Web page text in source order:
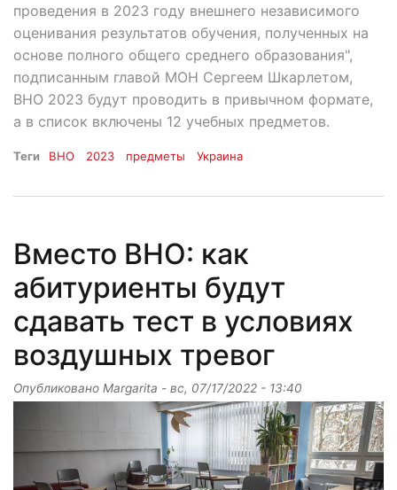
проведения в 2023 году внешнего независимого
оценивания результатов обучения, полученных на
основе полного общего среднего образования",
подписанным главой МОН Сергеем Шкарлетом,
ВНО 2023 будут проводить в привычном формате,
а в список включены 12 учебных предметов.
Теги ВНО 2023 предметы Украина
Вместо ВНО: как
абитуриенты будут
сдавать тест в условиях
воздушных тревог
Опубликовано Margarita - вс, 07/17/2022 - 13:40